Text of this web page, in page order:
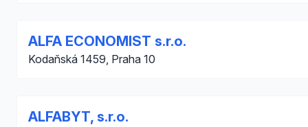
ALFA ECONOMIST s.r.o.
Kodaňská 1459, Praha 10
ALFABYT, s.r.o.